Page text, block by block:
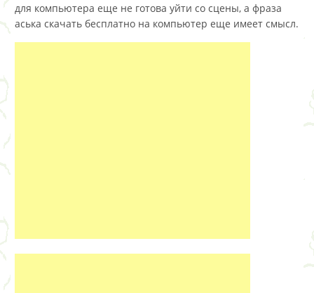
для компьютера еще не готова уйти со сцены, а фраза
аська скачать бесплатно на компьютер еще имеет смысл.